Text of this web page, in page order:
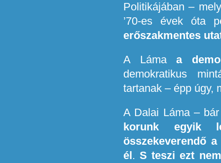
Politikájában –
’70-es évek óta
erőszakmentes
A Láma a
demokratikus
tartanak – épp úgy,
A Dalai Láma –
korunk egyik
összekeverendő
él.S teszi ezt